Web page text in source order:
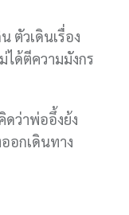
ตัวเดินเรื่อง
ได้ตีความมังกร
ดว่าพ่ออึ้งย้ง
อกเดินทาง